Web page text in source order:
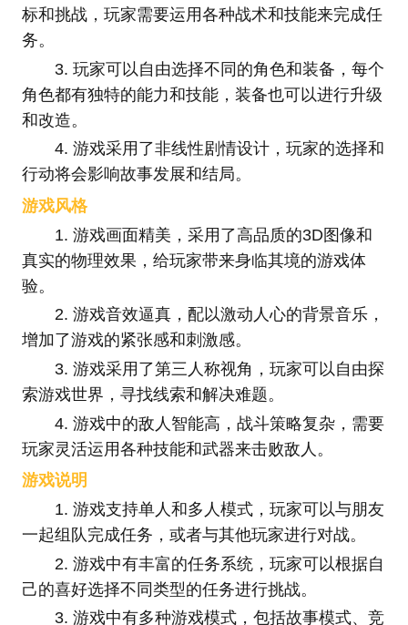
标和挑战，玩家需要运用各种战术和技能来完成任
务。
3. 玩家可以自由选择不同的角色和装备，每个
角色都有独特的能力和技能，装备也可以进行升级
和改造。
4. 游戏采用了非线性剧情设计，玩家的选择和
行动将会影响故事发展和结局。
游戏风格
1. 游戏画面精美，采用了高品质的3D图像和
真实的物理效果，给玩家带来身临其境的游戏体
验。
2. 游戏音效逼真，配以激动人心的背景音乐，
增加了游戏的紧张感和刺激感。
3. 游戏采用了第三人称视角，玩家可以自由探
索游戏世界，寻找线索和解决难题。
4. 游戏中的敌人智能高，战斗策略复杂，需要
玩家灵活运用各种技能和武器来击败敌人。
游戏说明
1. 游戏支持单人和多人模式，玩家可以与朋友
一起组队完成任务，或者与其他玩家进行对战。
2. 游戏中有丰富的任务系统，玩家可以根据自
己的喜好选择不同类型的任务进行挑战。
3. 游戏中有多种游戏模式，包括故事模式、竞